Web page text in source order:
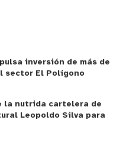
inversión de más de
sector El Polígono
la nutrida cartelera de
Leopoldo Silva para